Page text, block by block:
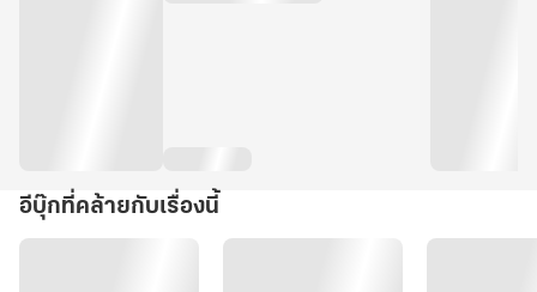
อีบุ๊กที่คล้ายกับเรื่องนี้